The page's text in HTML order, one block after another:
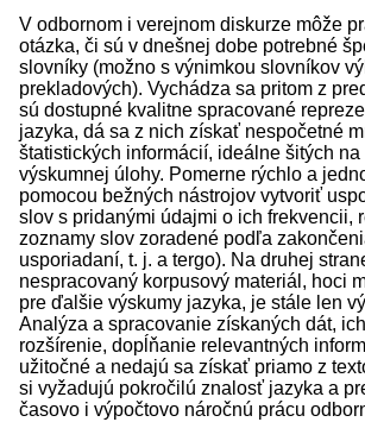
V odbornom i verejnom diskurze môže
otázka, či sú v dnešnej dobe potrebné
slovníky (možno s výnimkou slovníkov
prekladových). Vychádza sa pritom z
sú dostupné kvalitne spracované
jazyka, dá sa z nich získať nespočetné
štatistických informácií, ideálne šitých
výskumnej úlohy. Pomerne rýchlo a
pomocou bežných nástrojov vytvoriť
slov s pridanými údajmi o ich frekvencii,
zoznamy slov zoradené podľa
usporiadaní, t. j. a tergo). Na druhej
nespracovaný korpusový materiál, hoci
pre ďalšie výskumy jazyka, je stále len
Analýza a spracovanie získaných dát,
rozšírenie, dopĺňanie relevantných
užitočné a nedajú sa získať priamo z
si vyžadujú pokročilú znalosť jazyka a
časovo i výpočtovo náročnú prácu